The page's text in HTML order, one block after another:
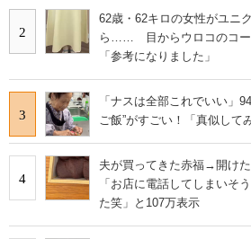
2
62歳・62キロの女性がユニ
ら…… 目からウロコのコー
「参考になりました」
3
「ナスは全部これでいい」
ご飯”がすごい！「真似して
4
夫が買ってきた赤福→開
「お店に電話してしまいそ
た笑」と107万表示